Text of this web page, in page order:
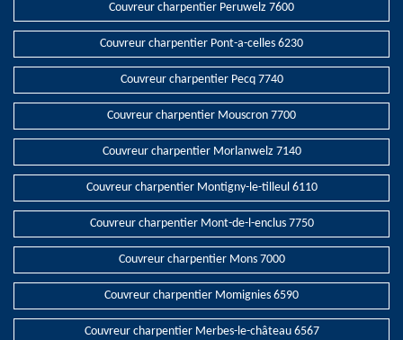
Couvreur charpentier Peruwelz 7600
Couvreur charpentier Pont-a-celles 6230
Couvreur charpentier Pecq 7740
Couvreur charpentier Mouscron 7700
Couvreur charpentier Morlanwelz 7140
Couvreur charpentier Montigny-le-tilleul 6110
Couvreur charpentier Mont-de-l-enclus 7750
Couvreur charpentier Mons 7000
Couvreur charpentier Momignies 6590
Couvreur charpentier Merbes-le-château 6567